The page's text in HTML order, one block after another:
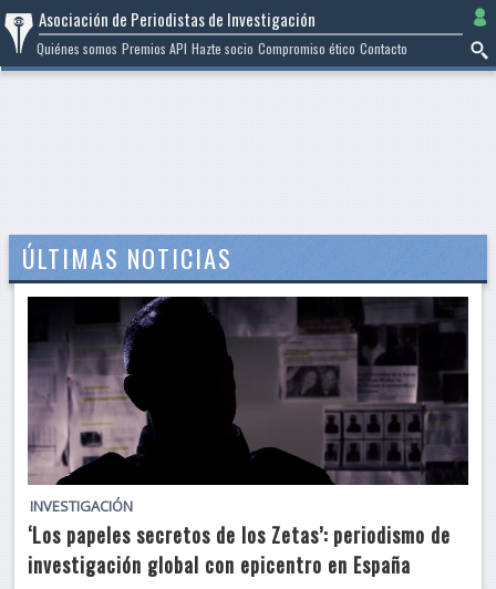
Ir
al
contenido
Asociación de Periodistas de Investigación
Quiénes somos Premios API Hazte socio Compromiso ético Contacto
ÚLTIMAS NOTICIAS
INVESTIGACIÓN
‘Los papeles secretos de los Zetas’: periodismo de
investigación global con epicentro en España